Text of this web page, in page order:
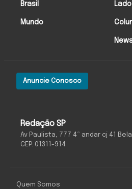
Redação SP
Av Paulista, 777 4º andar cj 41
CEP: 01311-914
Anuncie Conosco
Brasil
Mundo
Quem Somos